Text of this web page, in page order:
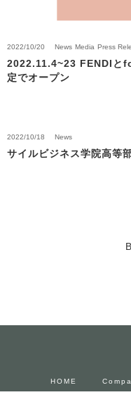
2022/10/20 News Media Press
2022.11.4~23 FENDIと
定でオープン